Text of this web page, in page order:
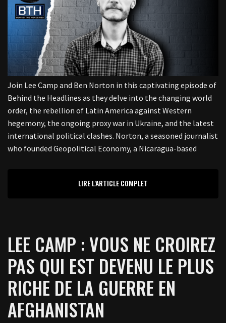
Join Lee Camp and Ben Norton in this captivating episode of
Behind the Headlines as they delve into the changing world
order, the rebellion of Latin America against Western
hegemony, the ongoing proxy war in Ukraine, and the latest
international political clashes. Norton, a seasoned journalist
who founded Geopolitical Economy, a Nicaragua-based
LIRE L'ARTICLE COMPLET
LEE CAMP : VOUS NE CROIREZ
PAS QUI EST DEVENU LE PLUS
RICHE DE LA GUERRE EN
AFGHANISTAN